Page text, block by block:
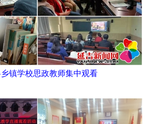
镇学校思政教师集中观看